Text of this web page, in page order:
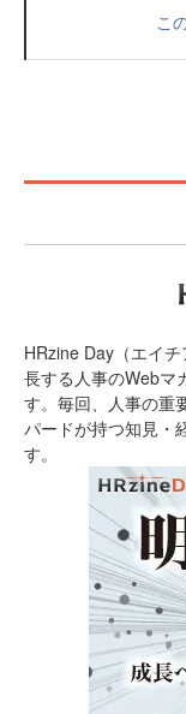
こ
HRzine Day（エイ
長する人事のWebマ
す。毎回、人事の重
パードが持つ知見・
す。